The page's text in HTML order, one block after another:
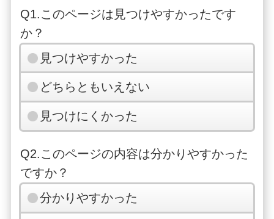
Q1.このページは見つけやすかったです
か？
見つけやすかった
どちらともいえない
見つけにくかった
Q2.このページの内容は分かりやすかった
ですか？
分かりやすかった